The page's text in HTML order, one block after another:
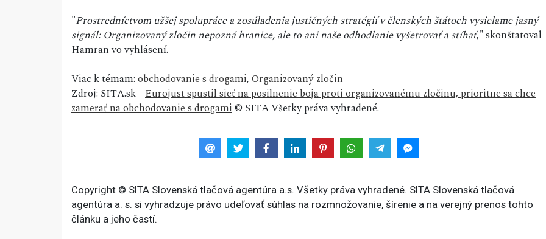
"Prostredníctvom užšej spolupráce a zosúladenia justičných stratégií v členských štátoch vysielame jasný
signál: Organizovaný zločin nepozná hranice, ale to ani naše odhodlanie vyšetrovať a stíhať," skonštatoval
Hamran vo vyhlásení.
Viac k témam:obchodovanie s drogami,Organizovaný zločin
Zdroj: SITA.sk -Eurojust spustil sieť na posilnenie boja proti organizovanému zločinu, prioritne sa chce
zamerať na obchodovanie s drogami© SITA Všetky práva vyhradené.
Copyright © SITA Slovenská tlačová agentúra a.s. Všetky práva vyhradené. SITA Slovenská tlačová
agentúra a. s. si vyhradzuje právo udeľovať súhlas na rozmnožovanie, šírenie a na verejný prenos tohto
článku a jeho častí.